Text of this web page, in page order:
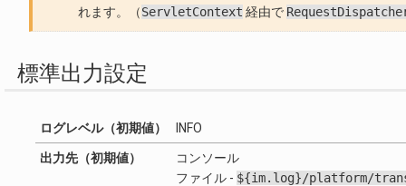
れます。（ServletContext 経由で
標準出力設定
ログレベル（初期値） INFO
出力先（初期値）
コンソール
ファイル - ${im.log}/platform/